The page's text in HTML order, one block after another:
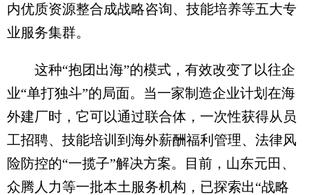
内优质资源整合成战略咨询、技能培养等五大专
业服务集群。
这种“抱团出海”的模式，有效改变了以往企
业“单打独斗”的局面。当一家制造企业计划在海
外建厂时，它可以通过联合体，一次性获得从员
工招聘、技能培训到海外薪酬福利管理、法律风
险防控的“一揽子”解决方案。目前，山东元田、
众腾人力等一批本土服务机构，已探索出“战略